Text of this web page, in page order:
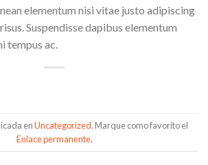
elementum nisi vitae justo adipiscing
Suspendisse dapibus elementum
tempus ac.
enUncategorized. Marque como favorito el
Enlace permanente.